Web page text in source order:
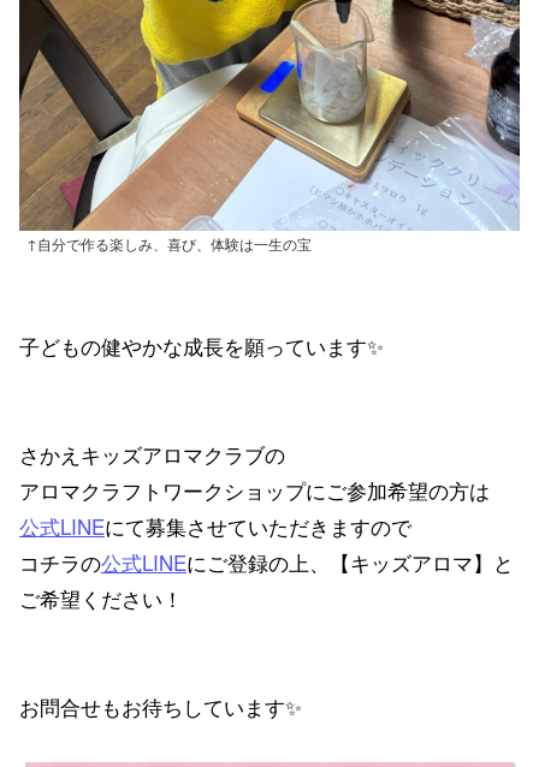
↑自分で作る楽しみ、喜び、体験は一生の宝
子どもの健やかな成長を願っています✨
さかえキッズアロマクラブの
アロマクラフトワークショップにご参加希望の方は
公式LINEにて募集させていただきますので
コチラの公式LINEにご登録の上、【キッズアロマ】と
ご希望ください！
お問合せもお待ちしています✨